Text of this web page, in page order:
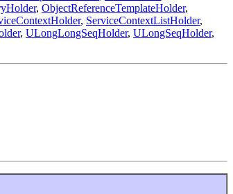
, ObjectReferenceTemplateHolder,
, ServiceContextListHolder,
, ULongLongSeqHolder, ULongSeqHolder,